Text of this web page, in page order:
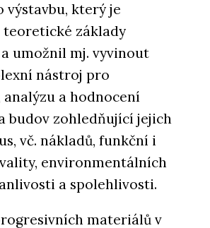
výstavbu, který je
teoretické základy
umožnil mj. vyvinout
nástroj pro
a hodnocení
budov zohledňující jejich
vč. nákladů, funkční i
environmentálních
a spolehlivosti.
materiálů v